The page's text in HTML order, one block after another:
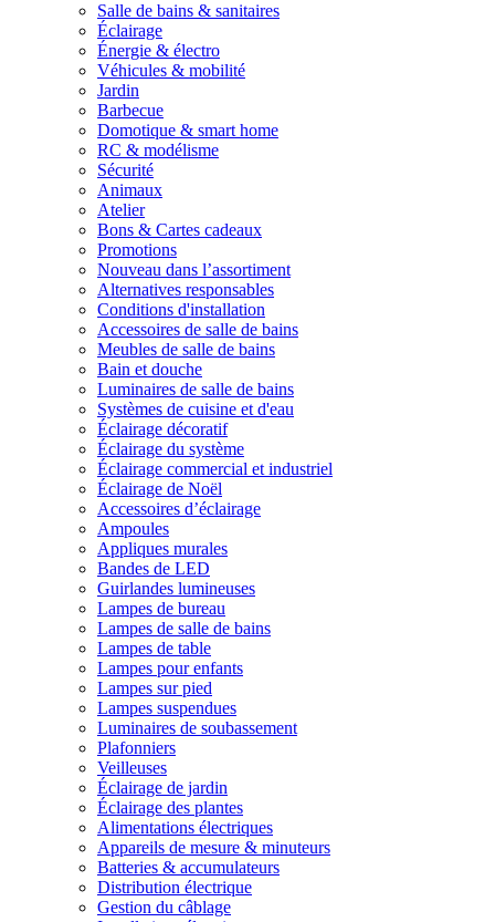
Salle de bains & sanitaires
Éclairage
Énergie & électro
Véhicules & mobilité
Jardin
Barbecue
Domotique & smart home
RC & modélisme
Sécurité
Animaux
Atelier
Bons & Cartes cadeaux
Promotions
Nouveau dans l’assortiment
Alternatives responsables
Conditions d'installation
Accessoires de salle de bains
Meubles de salle de bains
Bain et douche
Luminaires de salle de bains
Systèmes de cuisine et d'eau
Éclairage décoratif
Éclairage du système
Éclairage commercial et industriel
Éclairage de Noël
Accessoires d’éclairage
Ampoules
Appliques murales
Bandes de LED
Guirlandes lumineuses
Lampes de bureau
Lampes de salle de bains
Lampes de table
Lampes pour enfants
Lampes sur pied
Lampes suspendues
Luminaires de soubassement
Plafonniers
Veilleuses
Éclairage de jardin
Éclairage des plantes
Alimentations électriques
Appareils de mesure & minuteurs
Batteries & accumulateurs
Distribution électrique
Gestion du câblage